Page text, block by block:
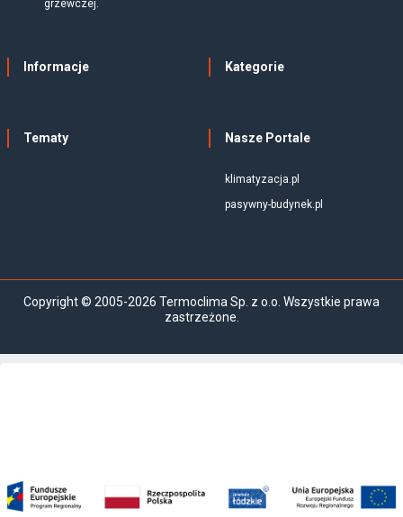
grzewczej.
Informacje Kategorie
Tematy Nasze Portale
klimatyzacja.pl
pasywny-budynek.pl
Copyright © 2005-2026 Termoclima Sp. z o.o. Wszystkie prawa
zastrzeżone.